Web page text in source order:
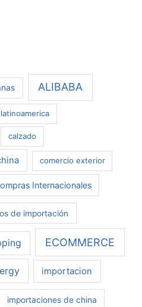
ALIBABA
calzado
comercio exterior
Internacionales
de importación
ECOMMERCE
importacion
importaciones de china